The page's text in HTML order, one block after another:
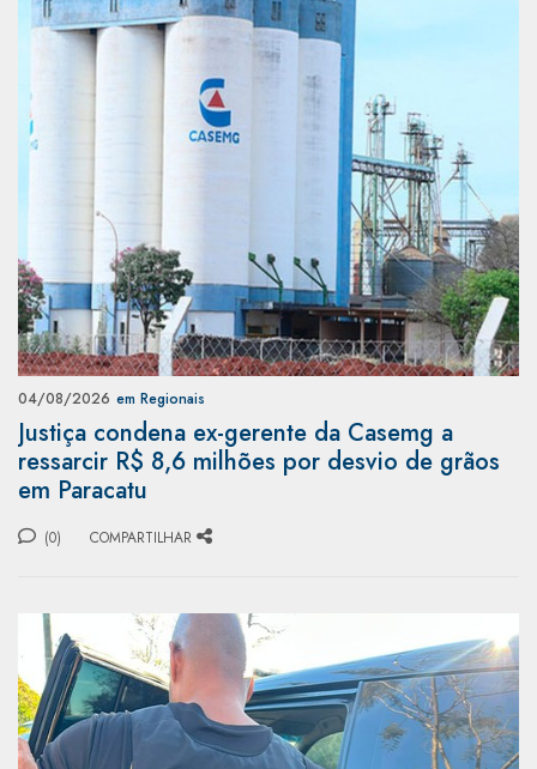
04/08/2026 em Regionais
Justiça condena ex-gerente da Casemg a
ressarcir R$ 8,6 milhões por desvio de grãos
em Paracatu
(0) COMPARTILHAR